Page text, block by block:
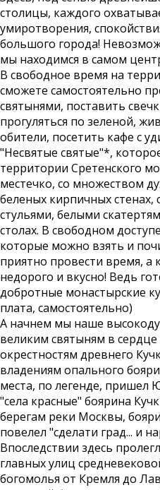
столицы, каждого
умиротворения,
большого города!
мы находимся в самом
В свободное время на
сможете самостоятельно
святынями, поставить
прогуляться по зеленой,
обители, посетить кафе с
"Несвятые святые"*,
территории Сретенского
местечко, со множеством
беленых кирпичных
стульями, белыми
столах. В свободном
которые можно взять и
приятно провести время, а
недорого и вкусно! Ведь
добротные монастырские
плата, самостоятельно)
А начнем мы наше
великим святыням в
окрестностям древнего
владениям опального
места, по легенде, пришел
"села красные" боярина
берегам реки Москвы,
повелел "сделати град... и
Впоследствии здесь
главных улиц
богомолья от Кремля до